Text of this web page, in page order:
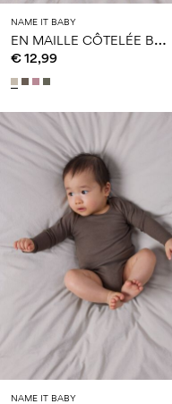
NAME IT BABY
E
N MAILLE CÔTELÉE BARBOTEUSE
€ 12,99
NAME IT BABY